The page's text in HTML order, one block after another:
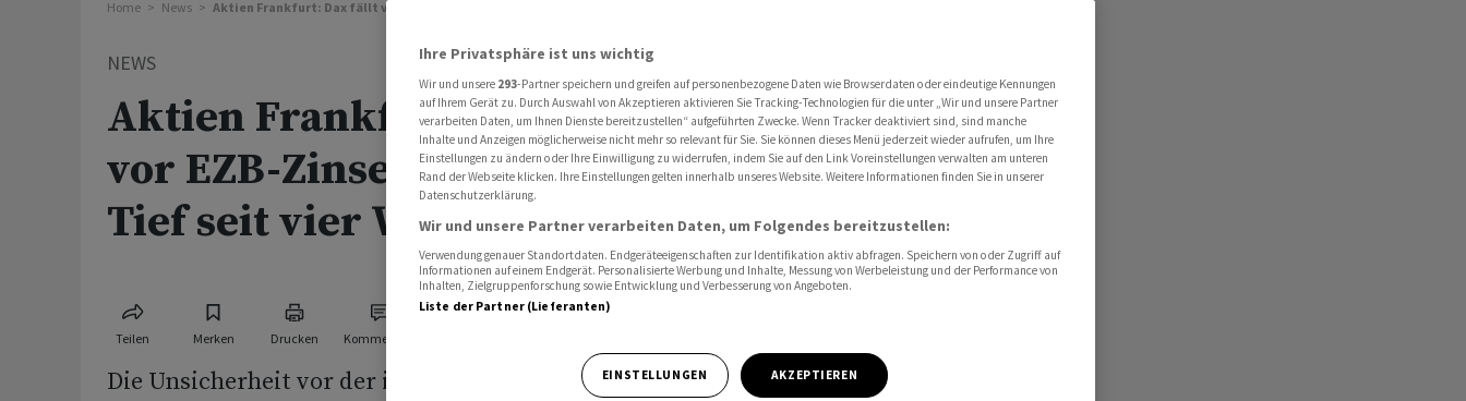
Home News Aktien Frankfurt: Dax fällt vor EZB-Zinsentscheid auf Tief seit vier Wochen
NEWS
Aktien Frankfurt: Dax fällt
vor EZB-Zinsentscheid auf
Tief seit vier Wochen
Teilen Merken Drucken Kommentare
Die Unsicherheit vor der immer näher rückenden
Ihre Privatsphäre ist uns wichtig
Wir und unsere 293-Partner speichern und greifen auf personenbezogene Daten wie Browserdaten oder eindeutige Kennungen
auf Ihrem Gerät zu. Durch Auswahl von Akzeptieren aktivieren Sie Tracking-Technologien für die unter „Wir und unsere Partner
verarbeiten Daten, um Ihnen Dienste bereitzustellen“ aufgeführten Zwecke. Wenn Tracker deaktiviert sind, sind manche
Inhalte und Anzeigen möglicherweise nicht mehr so relevant für Sie. Sie können dieses Menü jederzeit wieder aufrufen, um Ihre
Einstellungen zu ändern oder Ihre Einwilligung zu widerrufen, indem Sie auf den Link Voreinstellungen verwalten am unteren
Rand der Webseite klicken. Ihre Einstellungen gelten innerhalb unseres Website. Weitere Informationen finden Sie in unserer
Datenschutzerklärung.
Wir und unsere Partner verarbeiten Daten, um Folgendes bereitzustellen:
Verwendung genauer Standortdaten. Endgeräteeigenschaften zur Identifikation aktiv abfragen. Speichern von oder Zugriff auf
Informationen auf einem Endgerät. Personalisierte Werbung und Inhalte, Messung von Werbeleistung und der Performance von
Inhalten, Zielgruppenforschung sowie Entwicklung und Verbesserung von Angeboten.
Liste der Partner (Lieferanten)
EINSTELLUNGEN AKZEPTIEREN